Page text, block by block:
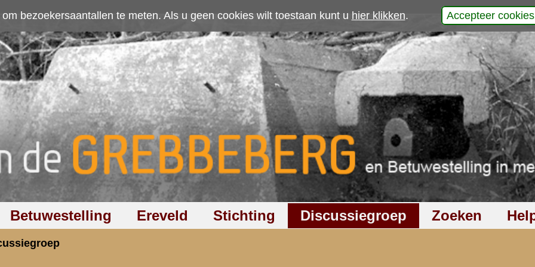
Als u geen cookies wilt toestaan kunt u hier klikken Accepteer cookies
Ereveld Stichting Discussiegroep Zoeken Help
de grebbeberg
«Terug naar hoofdpagina » Dit onderwerp is gesloten